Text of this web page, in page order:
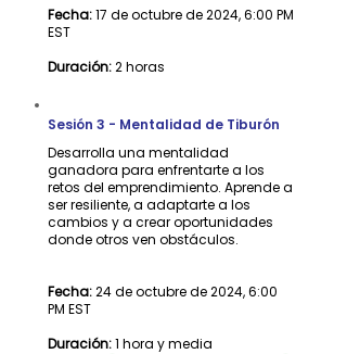
Fecha:17 de octubre de 2024, 6:00 PM
EST
Duración:2 horas
Sesión 3 - Mentalidad de Tiburón
Desarrolla una mentalidad
ganadora para enfrentarte a los
retos del emprendimiento. Aprende a
ser resiliente, a adaptarte a los
cambios y a crear oportunidades
donde otros ven obstáculos.
Fecha:24 de octubre de 2024, 6:00
PM EST
Duración:1 hora y media